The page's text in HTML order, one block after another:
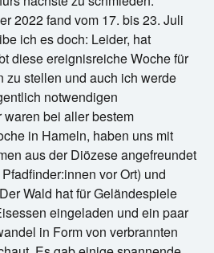
2022 fand vom 17. bis 23. Juli
ich es doch: Leider, hat
diese ereignisreiche Woche für
zu stellen und auch ich werde
notwendigen
bei aller bestem
in Hameln, haben uns mit
aus der Diözese angefreundet
vor Ort) und
Wald hat für Geländespiele
eingeladen und ein paar
in Form von verbrannten